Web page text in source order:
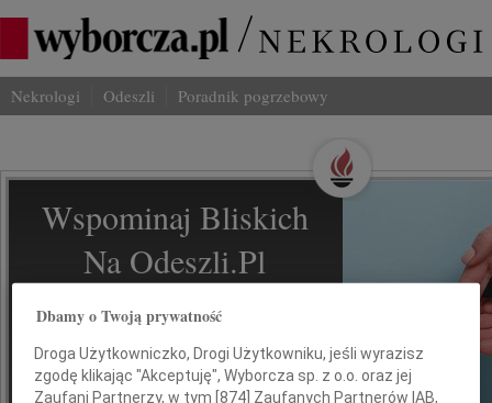
Nekrologi Odeszli Poradnik pogrzebowy
Wspominaj Bliskich
Na Odeszli.pl
Jak ich zapamiętaliśmy? Serwis
możliwość stworzenia unikalnego
wspomnienia. Dziel się nim z rodziną i
Dbamy o Twoją prywatność
Droga Użytkowniczko, Drogi Użytkowniku, jeśli wyrazisz
zgodę klikając "Akceptuję", Wyborcza sp. z o.o. oraz jej
Zaufani Partnerzy, w tym [874 ] Zaufanych Partnerów IAB,